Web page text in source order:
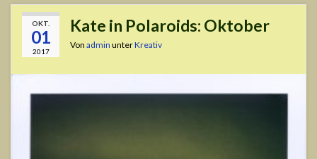
OKT.
01
2017
Kate in Polaroids: Oktober
Von admin unterKreativ